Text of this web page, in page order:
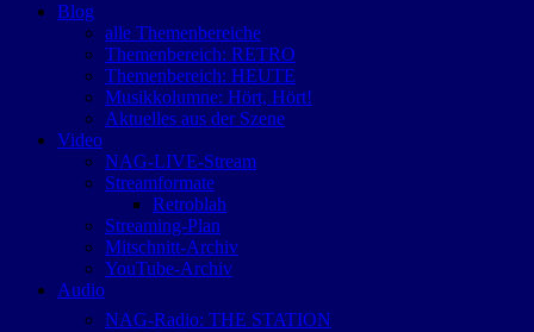
Blog
alle Themenbereiche
Themenbereich: RETRO
Themenbereich: HEUTE
Musikkolumne: Hört, Hört!
Aktuelles aus der Szene
Video
NAG-LIVE-Stream
Streamformate
Retroblah
Streaming-Plan
Mitschnitt-Archiv
YouTube-Archiv
Audio
NAG-Radio: THE STATION